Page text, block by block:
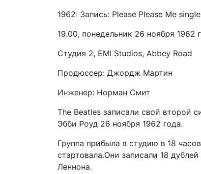
1962: Запись: Please Please Me single
19.00, понедельник 26 ноября 1962
Студия 2, EMI Studios, Abbey Road
Продюссер: Джордж Мартин
Инженер: Норман Смит
The Beatles записали свой второй
Эбби Роуд 26 ноября 1962 года.
Группа прибыла в студию в 18
стартовала.Они записали 18
Леннона.